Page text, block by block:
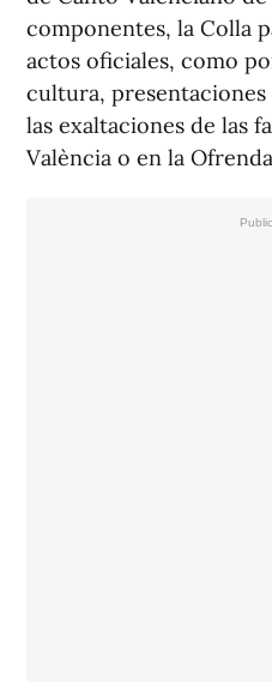
componentes, la Colla
actos oficiales, como
cultura,
las exaltaciones de las
València o en la